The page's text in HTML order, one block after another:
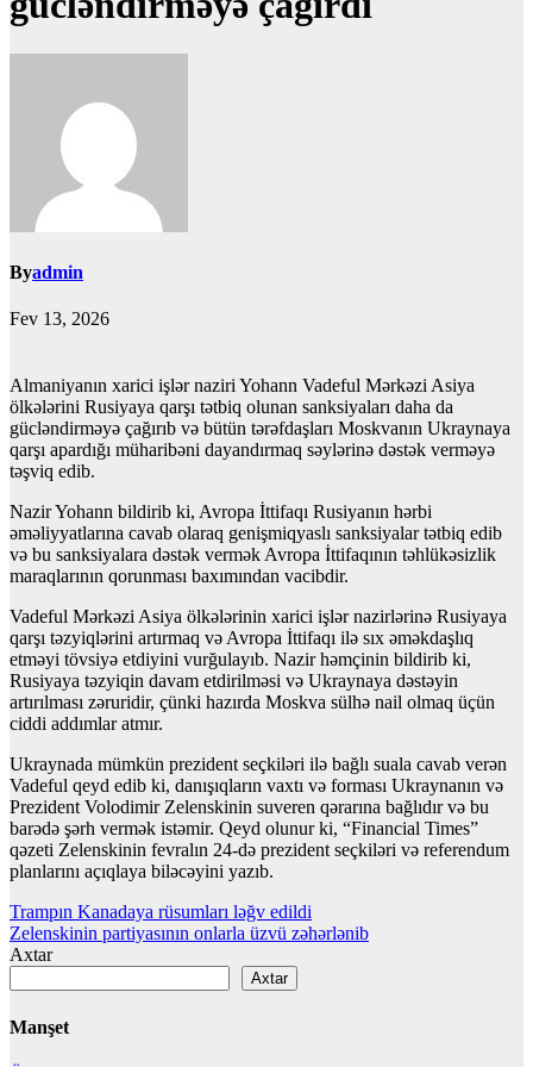
Byadmin
Fev 13, 2026
Almaniyanın xarici işlər naziri Yohann Vadeful Mərkəzi Asiya
ölkələrini Rusiyaya qarşı tətbiq olunan sanksiyaları daha da
gücləndirməyə çağırıb və bütün tərəfdaşları Moskvanın Ukraynaya
qarşı apardığı müharibəni dayandırmaq səylərinə dəstək verməyə
təşviq edib.
Nazir Yohann bildirib ki, Avropa İttifaqı Rusiyanın hərbi
əməliyyatlarına cavab olaraq genişmiqyaslı sanksiyalar tətbiq edib
və bu sanksiyalara dəstək vermək Avropa İttifaqının təhlükəsizlik
maraqlarının qorunması baxımından vacibdir.
Vadeful Mərkəzi Asiya ölkələrinin xarici işlər nazirlərinə Rusiyaya
qarşı təzyiqlərini artırmaq və Avropa İttifaqı ilə sıx əməkdaşlıq
etməyi tövsiyə etdiyini vurğulayıb. Nazir həmçinin bildirib ki,
Rusiyaya təzyiqin davam etdirilməsi və Ukraynaya dəstəyin
artırılması zəruridir, çünki hazırda Moskva sülhə nail olmaq üçün
ciddi addımlar atmır.
Ukraynada mümkün prezident seçkiləri ilə bağlı suala cavab verən
Vadeful qeyd edib ki, danışıqların vaxtı və forması Ukraynanın və
Prezident Volodimir Zelenskinin suveren qərarına bağlıdır və bu
barədə şərh vermək istəmir. Qeyd olunur ki, “Financial Times”
qəzeti Zelenskinin fevralın 24-də prezident seçkiləri və referendum
planlarını açıqlaya biləcəyini yazıb.
Yazı
naviqasiyası
Trampın Kanadaya rüsumları ləğv edildi
Zelenskinin partiyasının onlarla üzvü zəhərlənib
Axtar
Axtar
Manşet